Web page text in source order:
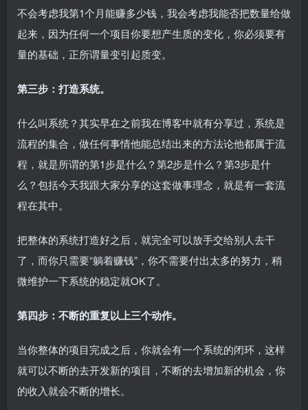
不会考虑我第1个月能赚多少钱，我会考虑我能否把数量给做
起来，因为任何一个项目你要想产生质的变化，你必须要有
量的基础，正所谓量变引起质变。
第三步：打造系统。
什么叫系统？其实早在之前我在博客中就有分享过，系统是
流程的集合，做任何事情他能总结出来的方法论他都属于流
程，就是所谓的第1步是什么？第2步是什么？第3步是什
么？包括今天我跟大家分享的这套做事理念，就是有一套流
程在其中。
把整体的系统打造好之后，就完全可以放手交给别人去干
了，而你只需要“躺着赚钱”，你不需要付出太多的努力，稍
微维护一下系统的稳定就OK了。
第四步：不断的重复以上三个动作。
当你整体的项目完成之后，你就会有一个系统的闭环，这样
就可以不断的去开发新的项目，不断的去增加新的机会，你
的收入就会不断的增长。